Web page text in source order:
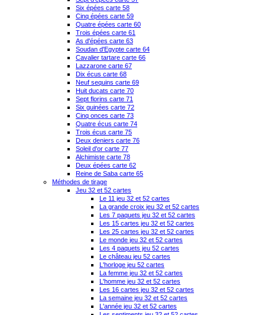
Six épées carte 58
Cinq épées carte 59
Quatre épées carte 60
Trois épées carte 61
As d'épées carte 63
Soudan d'Egypte carte 64
Cavalier tartare carte 66
Lazzarone carte 67
Dix écus carte 68
Neuf sequins carte 69
Huit ducats carte 70
Sept florins carte 71
Six guinées carte 72
Cinq onces carte 73
Quatre écus carte 74
Trois écus carte 75
Deux deniers carte 76
Soleil d'or carte 77
Alchimiste carte 78
Deux épées carte 62
Reine de Saba carte 65
Méthodes de tirage
Jeu 32 et 52 cartes
Le 11 jeu 32 et 52 cartes
La grande croix jeu 32 et 52 cartes
Les 7 paquets jeu 32 et 52 cartes
Les 15 cartes jeu 32 et 52 cartes
Les 25 cartes jeu 32 et 52 cartes
Le monde jeu 32 et 52 cartes
Les 4 paquets jeu 52 cartes
Le château jeu 52 cartes
L'horloge jeu 52 cartes
La femme jeu 32 et 52 cartes
L'homme jeu 32 et 52 cartes
Les 16 cartes jeu 32 et 52 cartes
La semaine jeu 32 et 52 cartes
L'année jeu 32 et 52 cartes